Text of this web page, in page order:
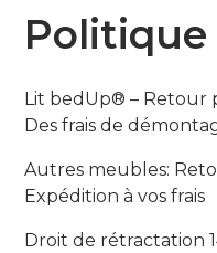
Lit bedUp® – Retour
Des frais de
Autres meubles:
Expédition à vos frais
Droit de rétractation